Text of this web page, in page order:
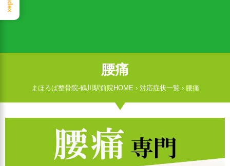
腰痛
まほろば整骨院-鶴川駅前院HOME › 対応症状一覧 ›腰痛
Index